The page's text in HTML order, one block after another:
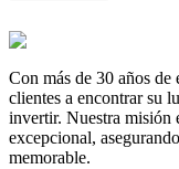
Con más de 30 años de
clientes a encontrar su
invertir. Nuestra misión
excepcional,
memorable.